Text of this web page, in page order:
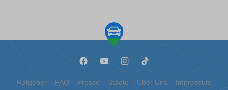
Ratgeber FAQ Presse Städte Über Uns Impressum